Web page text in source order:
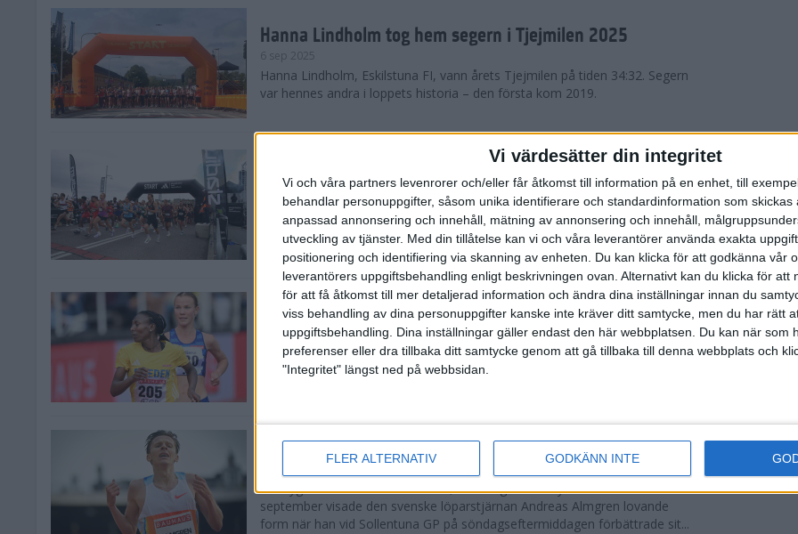
Vi värdesätter din integritet
Vi och våra partners levenrorer och/eller får åtkomst till information på en enhet, till
behandlar personuppgifter, såsom unika identifierare och standardinformation som skickas
anpassad annonsering och innehåll, mätning av annonsering och innehåll,
utveckling av tjänster. Med din tillåtelse kan vi och våra leverantörer använda exakta
positionering och identifiering via skanning av enheten. Du kan klicka för att godkänna vår
leverantörers uppgiftsbehandling enligt beskrivningen ovan. Alternativt kan du klicka för att
för att få åtkomst till mer detaljerad information och ändra dina inställningar innan du
viss behandling av dina personuppgifter kanske inte kräver ditt samtycke, men du har rätt
uppgiftsbehandling. Dina inställningar gäller endast den här webbplatsen. Du kan när som
preferenser eller dra tillbaka ditt samtycke genom att gå tillbaka till denna webbplats och
"Integritet" längst ned på webbsidan.
FLER ALTERNATIV GODKÄNN INTE
Hanna Lindholm tog hem segern i Tjejmilen 2025
6 sep 2025
Hanna Lindholm, Eskilstuna FI, vann årets Tjejmilen på tiden 34:32. Segern
var hennes andra i loppets historia – den första kom 2019.
Snabbaste segertiden på 12 år i rekordstort adidas
Stockholm Halvmaraton
30 aug 2025
Ett slutsålt och rekordstort adidas Stockholm Halvmaraton avgjordes i
nästintill perfekt löparväder. 18 grader, mulet och väldigt lite vind. Totalt
var 19,866 löpare anmälda, varav 15,807 kom till sta...
Löparna viktiga när Sverige vann Finnkampen
26 aug 2025
Den hundrade upplagan av Finnkampen, världens äldsta och största
landskamp i friidrott, avgjordes inför fullsatta läktare på Stockholms
Svenskt rekord när Almgren testade VM-formen
En dryg månad före friidrotts-VM, som avgörs i Tokyo den 13-21
september visade den svenske löparstjärnan Andreas Almgren lovande
form när han vid Sollentuna GP på söndagseftermiddagen förbättrade sit...